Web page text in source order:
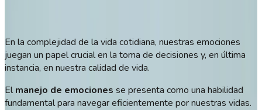
En la complejidad de la vida cotidiana, nuestras emociones
juegan un papel crucial en la toma de decisiones y, en última
instancia, en nuestra calidad de vida.
El manejo de emociones se presenta como una habilidad
fundamental para navegar eficientemente por nuestras vidas.